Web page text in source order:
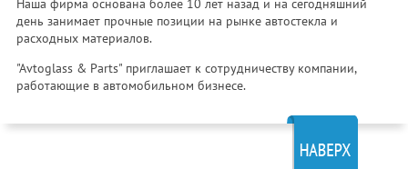
день занимает прочные позиции на рынке автостекла и
расходных материалов.
"Avtoglass & Parts" приглашает к сотрудничеству компании,
работающие в автомобильном бизнесе.